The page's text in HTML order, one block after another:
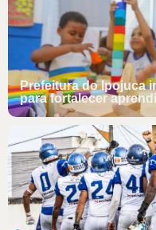
Prefeitura do Ipojuca
para fortalecer